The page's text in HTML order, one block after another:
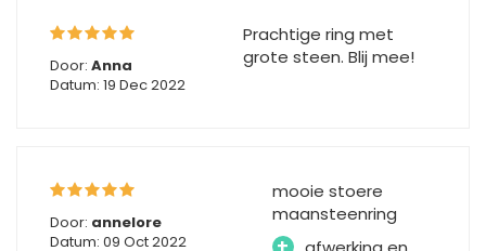
Door: Anna
Datum: 19 Dec 2022
Prachtige ring met
grote steen. Blij mee!
Door: annelore
Datum: 09 Oct 2022
mooie stoere
maansteenring